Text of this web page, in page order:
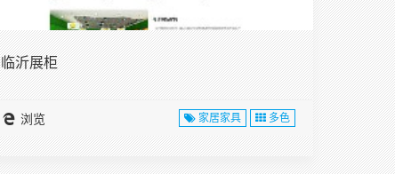
临沂展柜
浏览 家居家具 多色